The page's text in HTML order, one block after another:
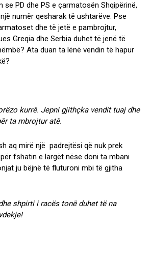
se PD dhe PS e çarmatosën Shqipërinë,
numër qesharak të ushtarëve. Pse
dhe të jetë e pambrojtur,
Greqia dhe Serbia duhet të jenë të
Ata duan ta lënë vendin të hapur
kurrë. Jepni gjithçka vendit tuaj dhe
ta mbrojtur atë.
aq mirë një padrejtësi që nuk prek
fshatin e largët nëse doni ta mbani
ju bëjnë të fluturoni mbi të gjitha
shpirti i racës tonë duhet të na